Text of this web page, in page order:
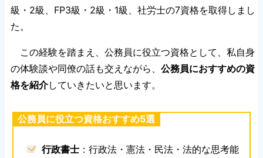
級・2級、FP3級・2級・1級、社労士の7資格を取得しまし
た。
この経験を踏まえ、公務員に役立つ資格として、私自身
の体験談や同僚の話も交えながら、 公務員におすすめの資
格を紹介していきたいと思います。
公務員に役立つ資格おすすめ5選
行政書士 ：行政法・憲法・民法・法的な思考能